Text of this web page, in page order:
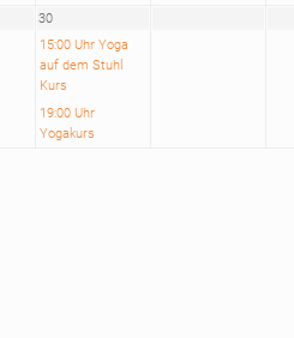
30
15:00 Uhr Yoga
auf dem Stuhl
Kurs
19:00 Uhr
Yogakurs